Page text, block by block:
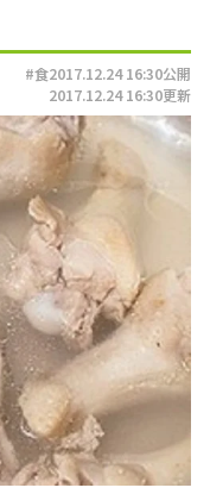
#食2017.12.24 16:30公開
2017.12.24 16:30更新